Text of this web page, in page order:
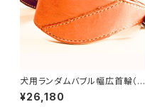
犬用ランダムバブル幅広首輪（ハ
ンドメイドヌメ革首輪） 首周り
サイズ30〜39cmまで LOVE
¥26,180